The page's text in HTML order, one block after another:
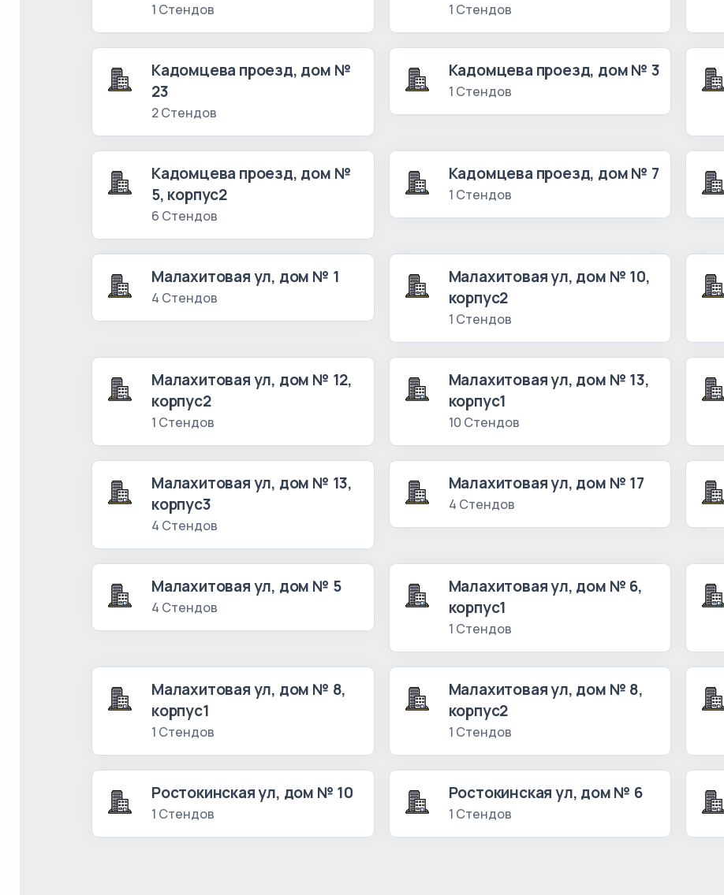
1 Стендов 1 Стендов
Кадомцева проезд, дом №
23
2 Стендов
Кадомцева проезд, дом № 3
1 Стендов
Кадомцева проезд, дом №
5, корпус2
6 Стендов
Кадомцева проезд, дом № 7
1 Стендов
Малахитовая ул, дом № 1
4 Стендов
Малахитовая ул, дом № 10,
корпус2
1 Стендов
Малахитовая ул, дом № 12,
корпус2
1 Стендов
Малахитовая ул, дом № 13,
корпус1
10 Стендов
Малахитовая ул, дом № 13,
корпус3
4 Стендов
Малахитовая ул, дом № 17
4 Стендов
Малахитовая ул, дом № 5
4 Стендов
Малахитовая ул, дом № 6,
корпус1
1 Стендов
Малахитовая ул, дом № 8,
корпус1
1 Стендов
Малахитовая ул, дом № 8,
корпус2
1 Стендов
Ростокинская ул, дом № 10
1 Стендов
Ростокинская ул, дом № 6
1 Стендов